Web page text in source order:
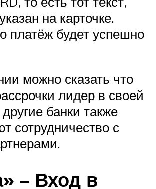
на карточке.
платёж будет успешно
можно сказать что
лидер в своей
банки также
сотрудничество с
– Вход в